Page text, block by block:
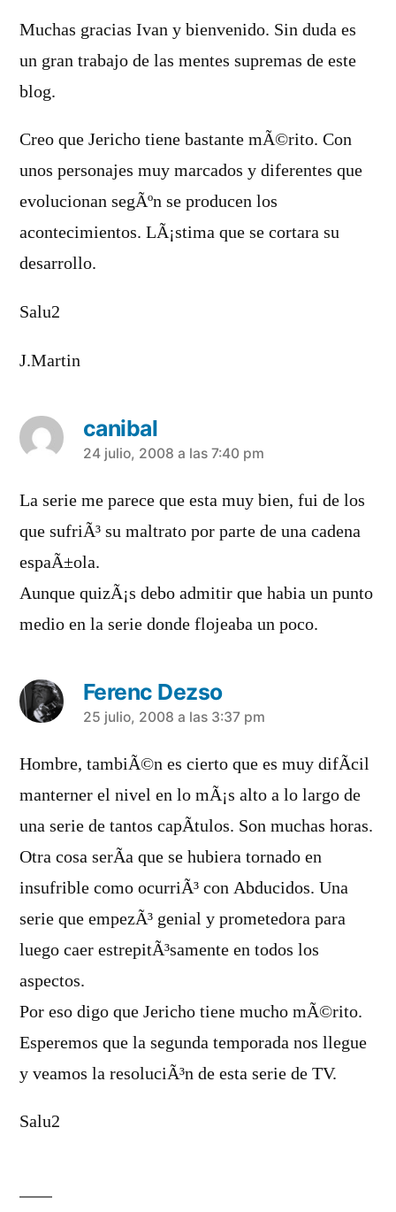
Muchas gracias Ivan y bienvenido. Sin duda es
un gran trabajo de las mentes supremas de este
blog.
Creo que Jericho tiene bastante mÃ©rito. Con
unos personajes muy marcados y diferentes que
evolucionan segÃºn se producen los
acontecimientos. LÃ¡stima que se cortara su
desarrollo.
Salu2
J.Martin
canibal
dice:
24 julio, 2008 a las 7:40 pm
La serie me parece que esta muy bien, fui de los
que sufriÃ³ su maltrato por parte de una cadena
espaÃ±ola.
Aunque quizÃ¡s debo admitir que habia un punto
medio en la serie donde flojeaba un poco.
Ferenc Dezso
dice:
25 julio, 2008 a las 3:37 pm
Hombre, tambiÃ©n es cierto que es muy difÃ­cil
manterner el nivel en lo mÃ¡s alto a lo largo de
una serie de tantos capÃ­tulos. Son muchas horas.
Otra cosa serÃ­a que se hubiera tornado en
insufrible como ocurriÃ³ con Abducidos. Una
serie que empezÃ³ genial y prometedora para
luego caer estrepitÃ³samente en todos los
aspectos.
Por eso digo que Jericho tiene mucho mÃ©rito.
Esperemos que la segunda temporada nos llegue
y veamos la resoluciÃ³n de esta serie de TV.
Salu2
Dejar